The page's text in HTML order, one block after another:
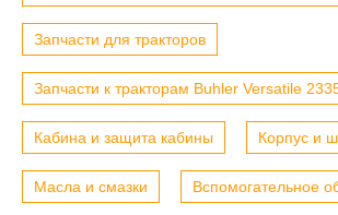
Запчасти для тракторов
Запчасти к тракторам Buhler Versatile
Кабина и защита кабины Корпус и
Масла и смазки Вспомогательное